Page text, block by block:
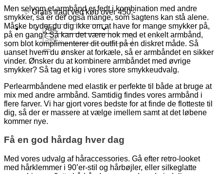
✨ Gratis fragt ved køb over 450,-
Søg
efter:
Men selvom et armbånd er fedt i kombination med andre
smykker, så er der også mange, som sagtens kan stå alene.
Måske bryder du dig ikke om at have for mange smykker på,
på en gang? Så kan det være nok med et enkelt armbånd,
som blot komplimenterer dit outfit på en diskret måde. Så
uanset hvem du ønsker at forkæle, så er armbåndet en sikker
vinder. Ønsker du at kombinere armbåndet med øvrige
smykker? Så tag et kig i vores store smykkeudvalg.
Perlearmbåndene med elastik er perfekte til både at bruge at
mix med andre armbånd. Samtidig findes vores armbånd i
flere farver. Vi har gjort vores bedste for at finde de flotteste til
dig, så der er massere at vælge imellem samt at det løbene
kommer nye.
Få en god hårdag hver dag
Med vores udvalg af håraccessories. Gå efter retro-looket
med hårklemmer i 90’er-stil og hårbøjler, eller silkeglatte